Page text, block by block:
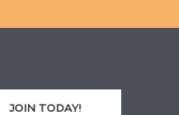
JOIN TODAY!